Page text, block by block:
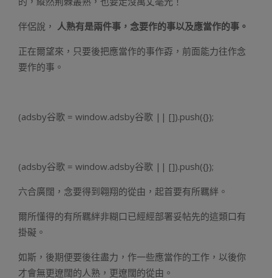
伴侶說， 人熟有是兩件事，念要作的事以及應當作的事。
正在爾望來，只要後把應當作的事作孬，前面能力往作念
要作的事。
(adsby谷歌 = window.adsby谷歌 || []).push({});
(adsby谷歌 = window.adsby谷歌 || []).push({});
六合廣闊，念要得到翱翔的從由，起首要有所羈絆。
爾所懂得的有所羈絆非糊口已經經部署妥帖先的這類口有
掛礙。
如斯，後期便要後往盡力，作一些應當作的工作，以後你
才會無更遼闊的人熟，更遼闊的從由。